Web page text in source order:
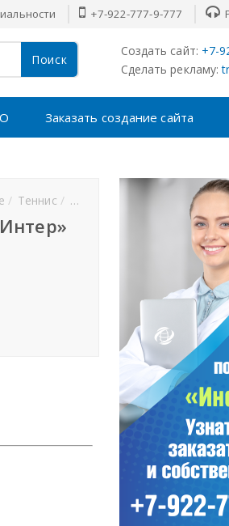
+7-922-777-9-777
Поиск
Создать сайт: +7-
Сделать рекламу:
Заказать создание сайта
Теннис Футбол